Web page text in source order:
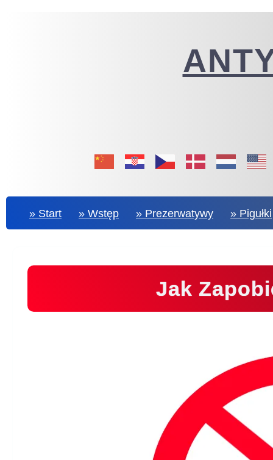
» Start » Wstęp » Prezerwatywy » Pigułki
Jak